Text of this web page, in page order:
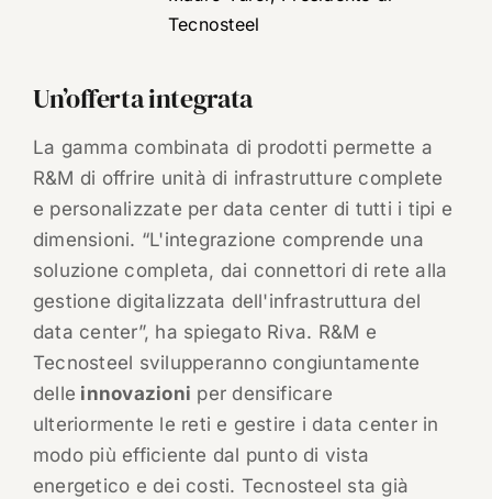
Tecnosteel
Un’offerta integrata
La gamma combinata di prodotti permette a
R&M di offrire unità di infrastrutture complete
e personalizzate per data center di tutti i tipi e
dimensioni. “L'integrazione comprende una
soluzione completa, dai connettori di rete alla
gestione digitalizzata dell'infrastruttura del
data center”, ha spiegato Riva. R&M e
Tecnosteel svilupperanno congiuntamente
delle innovazioni per densificare
ulteriormente le reti e gestire i data center in
modo più efficiente dal punto di vista
energetico e dei costi. Tecnosteel sta già